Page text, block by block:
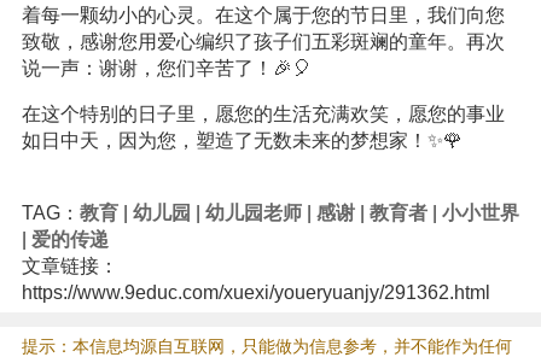
着每一颗幼小的心灵。在这个属于您的节日里，我们向您
致敬，感谢您用爱心编织了孩子们五彩斑斓的童年。再次
说一声：谢谢，您们辛苦了！🎉🎈
在这个特别的日子里，愿您的生活充满欢笑，愿您的事业
如日中天，因为您，塑造了无数未来的梦想家！✨🌹
TAG： 教育| 幼儿园 幼儿园老师| 感谢| 教育者| 小小世界
爱的传递
文章链接：
https://www.9educ.com/xuexi/youeryuanjy/291362.html
提示：本信息均源自互联网，只能做为信息参考，并不能作为任何